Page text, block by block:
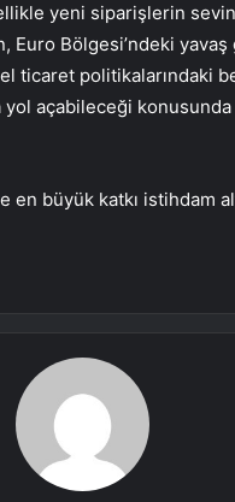
yeni siparişlerin
Euro Bölgesi’ndeki yavaş
ticaret politikalarındaki
açabileceği konusunda
en büyük katkı istihdam